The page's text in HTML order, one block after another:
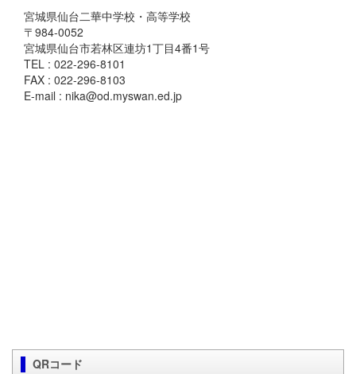
宮城県仙台二華中学校・高等学校
〒984-0052
宮城県仙台市若林区連坊1丁目4番1号
TEL : 022-296-8101
FAX : 022-296-8103
E-mail : nika@od.myswan.ed.jp
QRコード